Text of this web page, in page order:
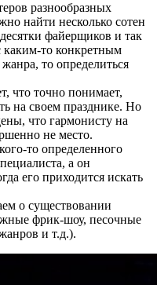
разнообразных
найти несколько сотен
файерщиков и так
каким-то конкретным
то определиться
что точно понимает,
на своем празднике. Но
что гармонисту на
не место.
то определенного
а он
его приходится искать
о существовании
фрик-шоу, песочные
и т.д.).